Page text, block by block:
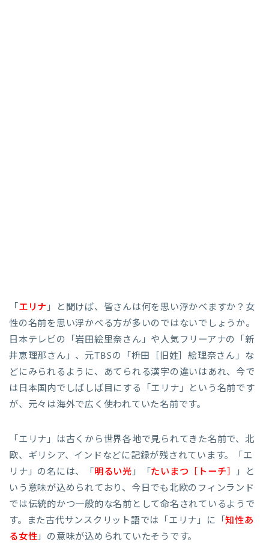
「 エリナ」と聞けば、皆さんは何を思い浮かべますか？女
性の名前を思い浮かべる方が多いのではないでしょうか。
日本テレビの「岩田絵里奈さん」や人気フリーアナの「新
井恵理那さん」、元TBSの「枡田［旧姓］絵理奈さん」な
どにみられるように、あてられる漢字の違いはあれ、今で
は日本国内でしばしば目にする「エリナ」という名前です
が、元々は海外で広く使われていた名前です。
「エリナ」は古くから世界各地で見られてきた名前で、北
欧、ギリシア、インドなどに記録が残されています。「エ
リナ」の名には、「明るい光」「たいまつ［ トーチ］」と
いう意味が込められており、今日でも北欧のフィンランド
では伝統的かつ一般的な名前として命名されているようで
す。また古代サンスクリット語では「エリナ」に「知性あ
る女性」の意味が込められていたそうです。